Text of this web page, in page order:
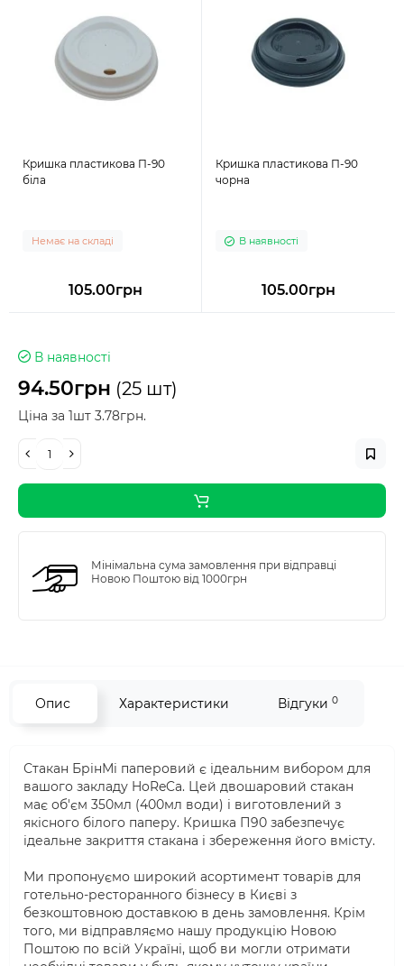
Кришка пластикова П-90
біла
Немає на складі
105.00грн
Кришка пластикова П-90
чорна
В наявності
105.00грн
В наявності
94.50грн (25 шт)
Ціна за 1шт 3.78грн.
Мінімальна сума замовлення при відправці
Новою Поштою від 1000грн
Опис Характеристики Відгуки 0
Стакан БрінМі паперовий є ідеальним вибором для
вашого закладу HoReCa. Цей двошаровий стакан
має об'єм 350мл (400мл води) і виготовлений з
якісного білого паперу. Кришка П90 забезпечує
ідеальне закриття стакана і збереження його вмісту.
Ми пропонуємо широкий асортимент товарів для
готельно-ресторанного бізнесу в Києві з
безкоштовною доставкою в день замовлення. Крім
того, ми відправляємо нашу продукцію Новою
Поштою по всій Україні, щоб ви могли отримати